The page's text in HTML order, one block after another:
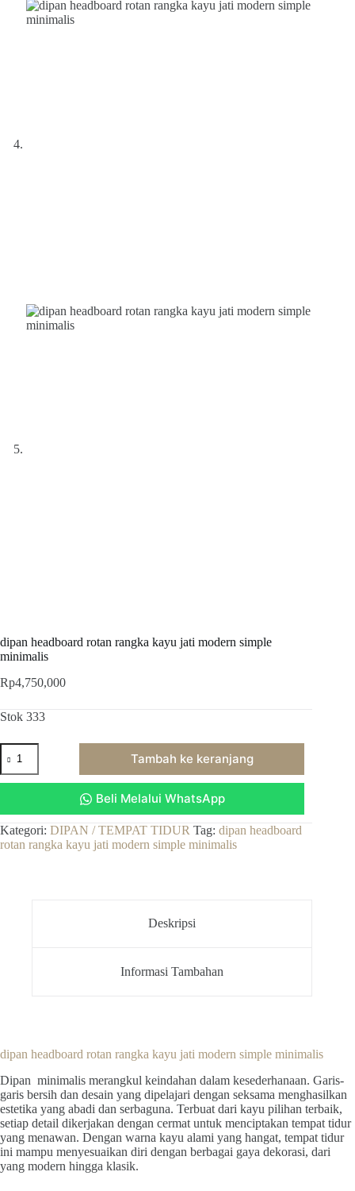
dipan headboard rotan rangka kayu jati modern simple
minimalis
Rp4,750,000
Stok 333
Kuantitas
dipan
headboard
kayu
jati
modern
Tambah ke keranjang
Beli Melalui WhatsApp
Kategori: DIPAN / TEMPAT TIDUR Tag: dipan headboard
rotan rangka kayu jati modern simple minimalis
Deskripsi
Informasi Tambahan
dipan headboard rotan rangka kayu jati modern simple minimalis
Dipan minimalis merangkul keindahan dalam kesederhanaan. Garis-
garis bersih dan desain yang dipelajari dengan seksama menghasilkan
estetika yang abadi dan serbaguna. Terbuat dari kayu pilihan terbaik,
setiap detail dikerjakan dengan cermat untuk menciptakan tempat tidur
yang menawan. Dengan warna kayu alami yang hangat, tempat tidur
ini mampu menyesuaikan diri dengan berbagai gaya dekorasi, dari
yang modern hingga klasik.